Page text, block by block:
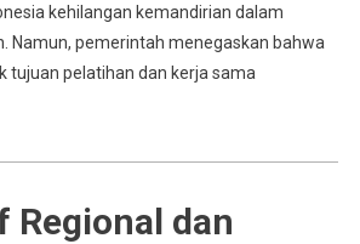
kehilangan kemandirian dalam
Namun, pemerintah menegaskan bahwa
tujuan pelatihan dan kerja sama
Regional dan